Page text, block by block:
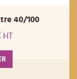
40/100
HT